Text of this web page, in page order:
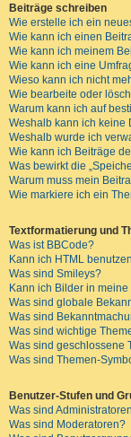
Beiträge schreiben
Wie erstelle ich ein
Wie kann ich einen
Wie kann ich meinem
Wie kann ich eine
Wieso kann ich nicht
Wie bearbeite oder
Warum kann ich auf
Weshalb kann ich keine
Weshalb wurde ich
Wie kann ich Beiträge
Was bewirkt die
Warum muss mein
Wie markiere ich ein
Textformatierung und
Was ist BBCode?
Kann ich HTML
Was sind Smileys?
Kann ich Bilder in
Was sind globale
Was sind
Was sind wichtige
Was sind geschlossene
Was sind Themen-
Benutzer-Stufen und
Was sind
Was sind Moderatoren?